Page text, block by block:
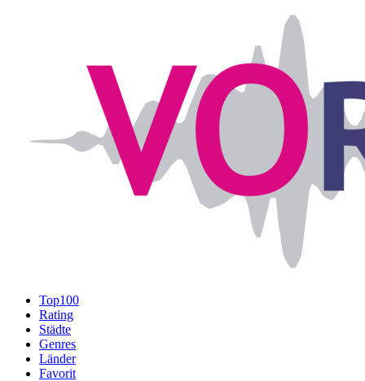
Top100
Rating
Städte
Genres
Länder
Favorit